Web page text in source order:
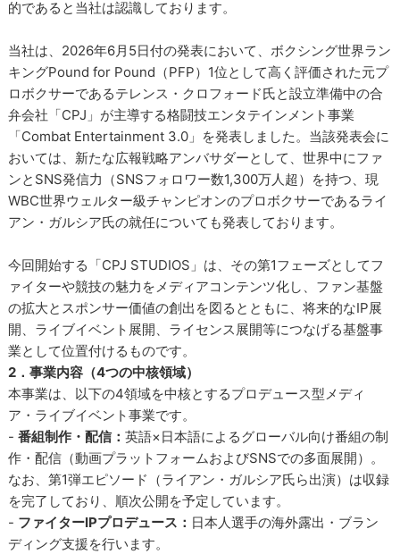
的であると当社は認識しております。
当社は、2026年6月5日付の発表において、ボクシング世界ラン
キングPound for Pound（PFP）1位として高く評価された元プ
ロボクサーであるテレンス・クロフォード氏と設立準備中の合
弁会社「CPJ」が主導する格闘技エンタテインメント事業
「Combat Entertainment 3.0」を発表しました。当該発表会に
おいては、新たな広報戦略アンバサダーとして、世界中にファ
ンとSNS発信力（SNSフォロワー数1,300万人超）を持つ、現
WBC世界ウェルター級チャンピオンのプロボクサーであるライ
アン・ガルシア氏の就任についても発表しております。
今回開始する「CPJ STUDIOS」は、その第1フェーズとしてフ
ァイターや競技の魅力をメディアコンテンツ化し、ファン基盤
の拡大とスポンサー価値の創出を図るとともに、将来的なIP展
開、ライブイベント展開、ライセンス展開等につなげる基盤事
業として位置付けるものです。
2．事業内容（4つの中核領域）
本事業は、以下の4領域を中核とするプロデュース型メディ
ア・ライブイベント事業です。
-番組制作・配信：英語×日本語によるグローバル向け番組の制
作・配信（動画プラットフォームおよびSNSでの多面展開）。
なお、第1弾エピソード（ライアン・ガルシア氏ら出演）は収録
を完了しており、順次公開を予定しています。
- ファイターIPプロデュース： 日本人選手の海外露出・ブラン
ディング支援を行います。